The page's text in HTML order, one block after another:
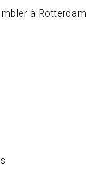
à Rotterdam